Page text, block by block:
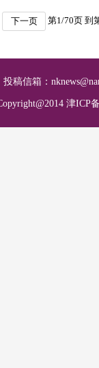
下一页 第1/70页 到
投稿信箱：
津ICP